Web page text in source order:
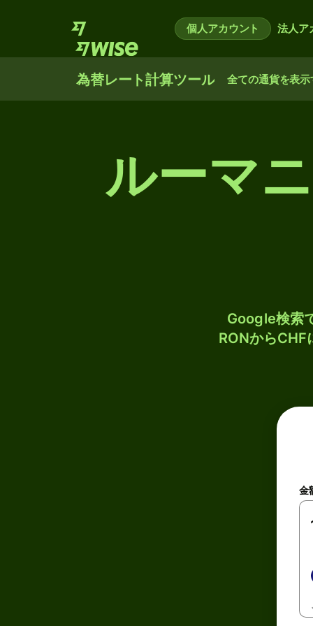
個人アカウント 法人ア
為替レート計算ツール 全ての通貨を表示
ルーマ
Google検索
RONからCHF
金